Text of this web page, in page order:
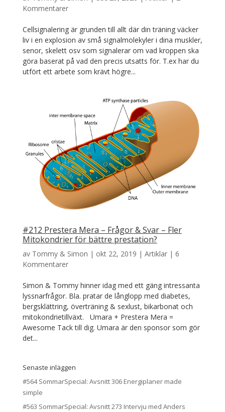
Kommentarer
Cellsignalering är grunden till allt där din träning väcker
liv i en explosion av små signalmolekyler i dina muskler,
senor, skelett osv som signalerar om vad kroppen ska
göra baserat på vad den precis utsatts för. T.ex har du
utfört ett arbete som krävt högre...
#212 Prestera Mera – Frågor & Svar – Fler
Mitokondrier för bättre prestation?
av Tommy & Simon | okt 22, 2019 | Artiklar| 6
Kommentarer
Simon & Tommy hinner idag med ett gäng intressanta
lyssnarfrågor. Bla. pratar de långlopp med diabetes,
bergsklättring, överträning & sexlust, bikarbonat och
mitokondrietillväxt. Umara + Prestera Mera =
Awesome Tack till dig. Umara är den sponsor som gör
det...
Senaste inläggen
#564 SommarSpecial: Avsnitt 306 Energiplaner made
simple
#563 SommarSpecial: Avsnitt 273 Intervju med Anders